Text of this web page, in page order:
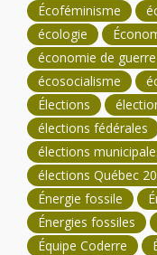
Écoféminisme
écologie
économie de guerre
écosocialisme
Élections
élections fédérales
élections
élections Québec
Énergie fossile
Énergies fossiles
Équipe Coderre